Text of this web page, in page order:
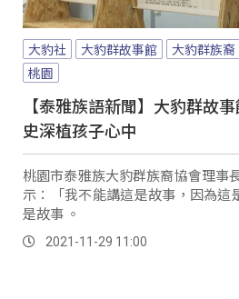
大豹社 大豹群故事館 大豹群族裔
桃園
【泰雅族語新聞】大豹群故
史深植孩子心中
桃園市泰雅族大豹群族裔協會理事
示：「我不能講這是故事，因為這
是故事 。
2021-11-29 11:00